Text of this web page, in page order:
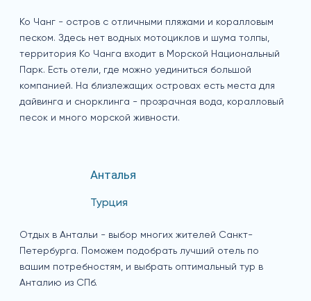
Ко Чанг - остров с отличными пляжами и коралловым
песком. Здесь нет водных мотоциклов и шума толпы,
территория Ко Чанга входит в Морской Национальный
Парк. Есть отели, где можно уединиться большой
компанией. На близлежащих островах есть места для
дайвинга и снорклинга - прозрачная вода, коралловый
песок и много морской живности.
Анталья
Турция
Отдых в Антальи - выбор многих жителей Санкт-
Петербурга. Поможем подобрать лучший отель по
вашим потребностям, и выбрать оптимальный тур в
Анталию из СПб.